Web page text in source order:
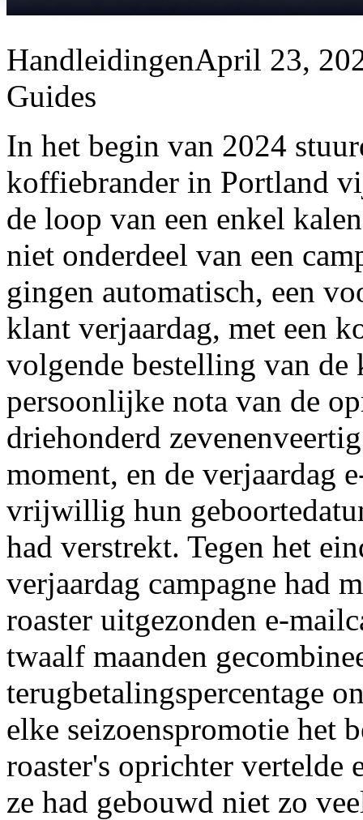
HandleidingenApril 23,
Guides
In het begin van 2024
koffiebrander in Portland
de loop van een enkel
niet onderdeel van een
gingen automatisch, een
klant verjaardag, met een
volgende bestelling van de
persoonlijke nota van de
driehonderd
moment, en de verjaardag
vrijwillig hun
had verstrekt. Tegen het
verjaardag campagne had
roaster uitgezonden e-
twaalf maanden
terugbetalingspercentage
elke seizoenspromotie het
roaster's oprichter vertelde
ze had gebouwd niet zo